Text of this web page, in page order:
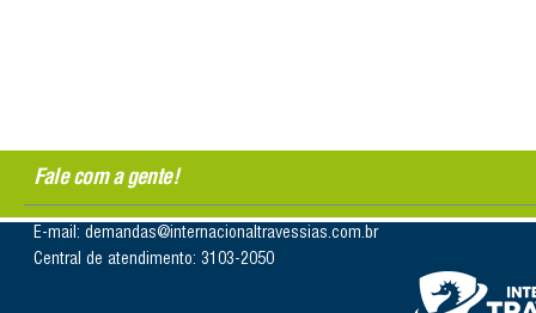
Fale com a gente!
E-mail: demandas@internacionaltravessias.com.br
Central de atendimento: 3103-2050